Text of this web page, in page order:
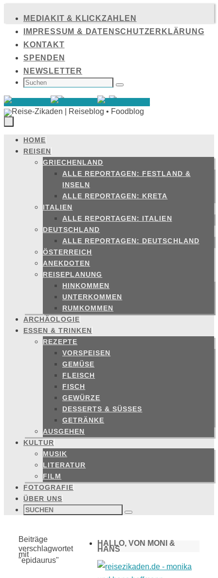
Inhalt
springen
MEDIAKIT & KLICKZAHLEN
IMPRESSUM & DATENSCHUTZERKLÄRUNG
KONTAKT
SPENDEN
NEWSLETTER
SUCHEN
NACH: Suchen
Zum
Inhalt
springen
HOME
REISEN
GRIECHENLAND
ALLE REPORTAGEN: FESTLAND &
INSELN
ALLE REPORTAGEN: KRETA
ITALIEN
ALLE REPORTAGEN: ITALIEN
DEUTSCHLAND
ALLE REPORTAGEN: DEUTSCHLAND
ÖSTERREICH
ANEKDOTEN
REISEPLANUNG
HINKOMMEN
UNTERKOMMEN
RUMKOMMEN
ARCHÄOLOGIE
ESSEN & TRINKEN
REZEPTE
VORSPEISEN
GEMÜSE
FLEISCH
FISCH
GEWÜRZE
DESSERTS & SÜSSES
GETRÄNKE
AUSGEHEN
KULTUR
MUSIK
LITERATUR
FILM
FOTOGRAFIE
ÜBER UNS
Suchen
nach: Suchen
Start
Beiträge
verschlagwortet
mit
"epidaurus"
HALLO, VON MONI &
HANS